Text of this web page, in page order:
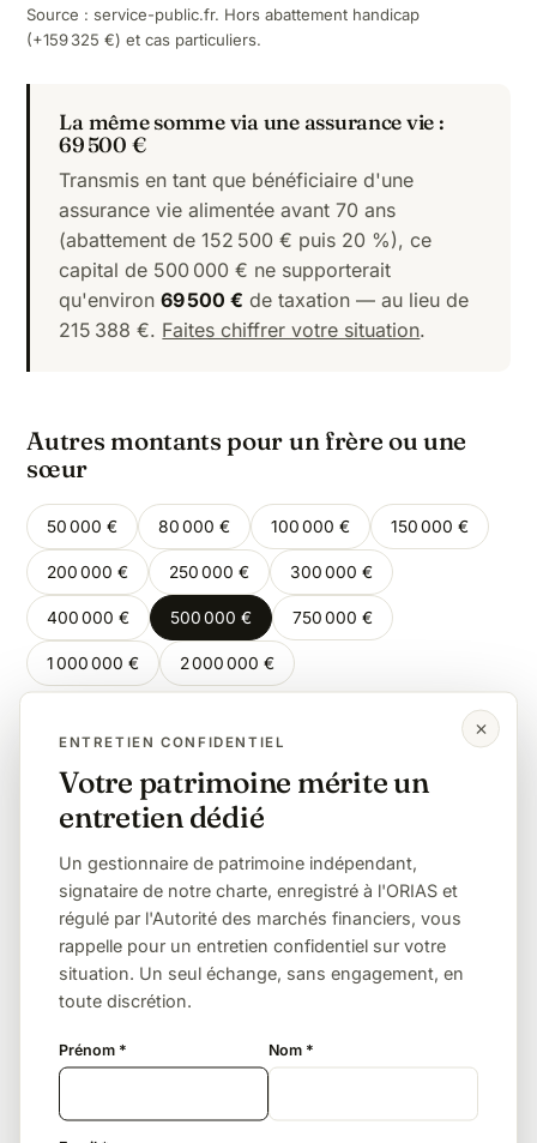
Source : service-public.fr. Hors abattement handicap
(+159 325 €) et cas particuliers.
La même somme via une assurance vie :
69 500 €
Transmis en tant que bénéficiaire d'une
assurance vie alimentée avant 70 ans
(abattement de 152 500 € puis 20 %), ce
capital de 500 000 € ne supporterait
qu'environ69 500 € de taxation — au lieu de
215 388 €. Faites chiffrer votre situation.
Autres montants pour un frère ou une
sœur
50 000 € 80 000 € 100 000 € 150 000 €
200 000 € 250 000 € 300 000 €
400 000 € 500 000 € 750 000 €
1 000 000 € 2 000 000 €
Même montant, autre lien de parenté
Enfant Petit-enfant
Neveu / nièce Sans lien (concubin, ami)
L'exonération totale, sous conditions
Un frère ou une sœur est totalement exonéré s'il
le défunt durant les 5 années précédant le décès,
être célibataire, veuf ou divorcé, et avoir plus de
50 ans ou être infirme.
ENTRETIEN CONFIDENTIEL
Votre patrimoine mérite un
entretien dédié
Un gestionnaire de patrimoine indépendant,
signataire de notre charte, enregistré à l'ORIAS et
régulé par l'Autorité des marchés financiers, vous
rappelle pour un entretien confidentiel sur votre
situation. Un seul échange, sans engagement, en
toute discrétion.
Prénom * Nom *